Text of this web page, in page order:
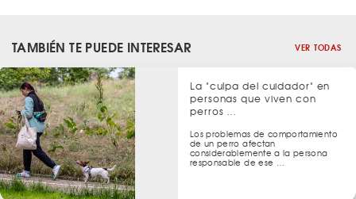
TAMBIÉN TE PUEDE INTERESAR VER TODAS
La "culpa del cuidador" en
personas que viven con
perros …
Los problemas de comportamiento
de un perro afectan
considerablemente a la persona
responsable de ese …